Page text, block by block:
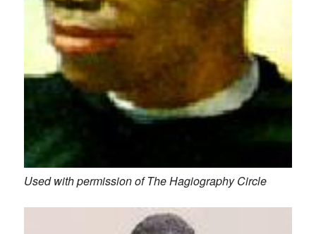
Used with permission of The Hagiography Circle